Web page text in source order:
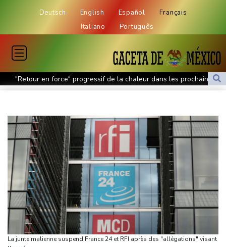
Deutsch English Español
Français
Italiano
Português
"Retour en force" progressif de la chaleur dans les prochains
jours en France
l'ère Covid
Thaïlande: un adolescent tue ses grands-parents puis cinq
personnes dans son lycée
Les dirigeants saoudien, turc et pakistanais réunis à Jeddah pour
sceller un accord de défense
Un cas de rougeole signalé au parc d'attractions Universal
Studios en Californie
En Afrique du Sud, après l'exil massif de migrants, la pénurie de
main-d'œuvre
La junte malienne suspend France 24 et RFI après des "allégations" visant